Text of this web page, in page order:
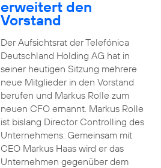
erweitert den
Vorstand
Der Aufsichtsrat der Telefónica
Deutschland Holding AG hat in
seiner heutigen Sitzung mehrere
neue Mitglieder in den Vorstand
berufen und Markus Rolle zum
neuen CFO ernannt. Markus Rolle
ist bislang Director Controlling des
Unternehmens. Gemeinsam mit
CEO Markus Haas wird er das
Unternehmen gegenüber dem